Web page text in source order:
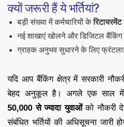
क्यों जरूरी हैं ये भर्तियां?
बड़ी संख्या में कर्मचारियों केरिटायरमेंट
नई शाखाएं खोलने और डिजिटल बैंकिंग
ग्राहक अनुभव सुधारने के लिए
यदि आप बैंकिंग क्षेत्र में सरकारी
बेहद अनुकूल है। अगले एक साल
50,000 से ज्यादा युवाओंको नौकरी
संबंधित भर्तियों की अधिसूचना जारी